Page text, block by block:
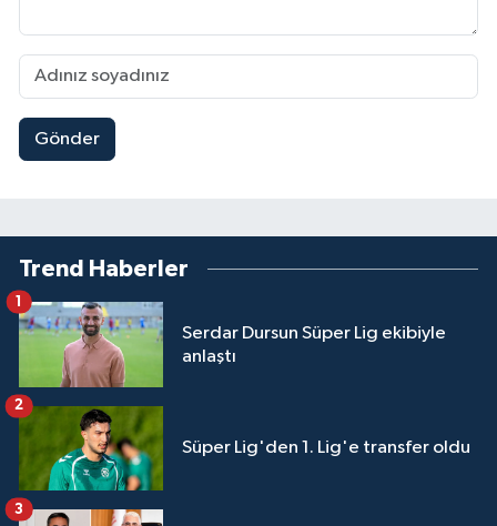
Gönder
Trend Haberler
Serdar Dursun Süper Lig ekibiyle
anlaştı
1
Süper Lig'den 1. Lig'e transfer oldu
2
3